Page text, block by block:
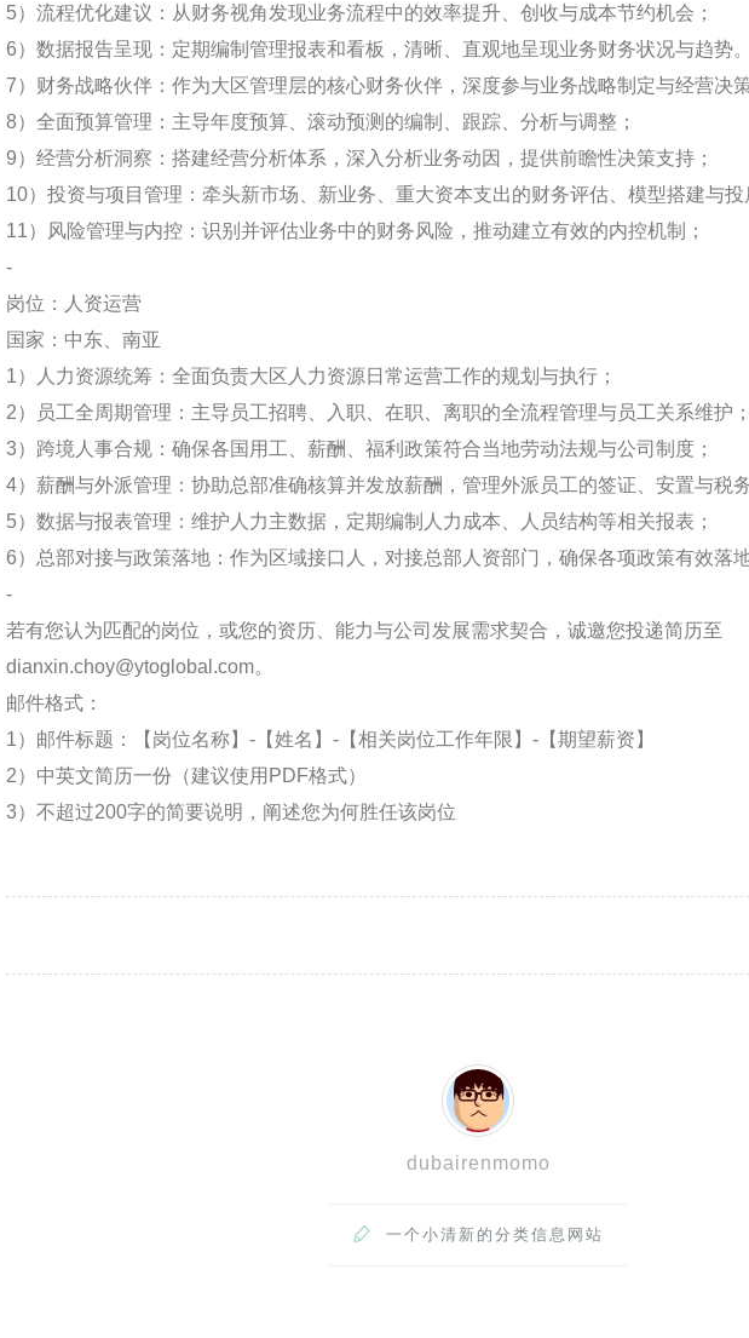
5）流程优化建议：从财务视角发现业务流程中的效率提升、创收与成本节约机会；
6）数据报告呈现：定期编制管理报表和看板，清晰、直观地呈现业务财务状况与趋势。
7）财务战略伙伴：作为大区管理层的核心财务伙伴，深度参与业务战略制定与经营决策
8）全面预算管理：主导年度预算、滚动预测的编制、跟踪、分析与调整；
9）经营分析洞察：搭建经营分析体系，深入分析业务动因，提供前瞻性决策支持；
10）投资与项目管理：牵头新市场、新业务、重大资本支出的财务评估、模型搭建与投
11）风险管理与内控：识别并评估业务中的财务风险，推动建立有效的内控机制；
-
岗位：人资运营
国家：中东、南亚
1）人力资源统筹：全面负责大区人力资源日常运营工作的规划与执行；
2）员工全周期管理：主导员工招聘、入职、在职、离职的全流程管理与员工关系维护；
3）跨境人事合规：确保各国用工、薪酬、福利政策符合当地劳动法规与公司制度；
4）薪酬与外派管理：协助总部准确核算并发放薪酬，管理外派员工的签证、安置与税
5）数据与报表管理：维护人力主数据，定期编制人力成本、人员结构等相关报表；
6）总部对接与政策落地：作为区域接口人，对接总部人资部门，确保各项政策有效落地
-
若有您认为匹配的岗位，或您的资历、能力与公司发展需求契合，诚邀您投递简历至
dianxin.choy@ytoglobal.com。
邮件格式：
1）邮件标题：【岗位名称】-【姓名】-【相关岗位工作年限】-【期望薪资】
2）中英文简历一份（建议使用PDF格式）
3）不超过200字的简要说明，阐述您为何胜任该岗位
dubairenmomo
 一个小清新的分类信息网站